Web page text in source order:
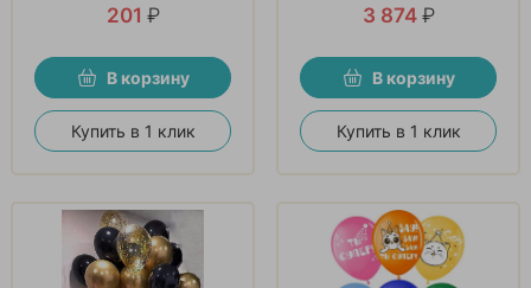
201 ₽
В корзину
Купить в 1 клик
3 874 ₽
В корзину
Купить в 1 клик